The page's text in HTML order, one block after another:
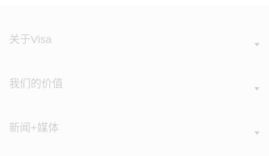
关于Visa
我们的价值
新闻+媒体